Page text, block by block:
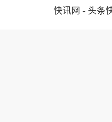
快讯网 - 头条